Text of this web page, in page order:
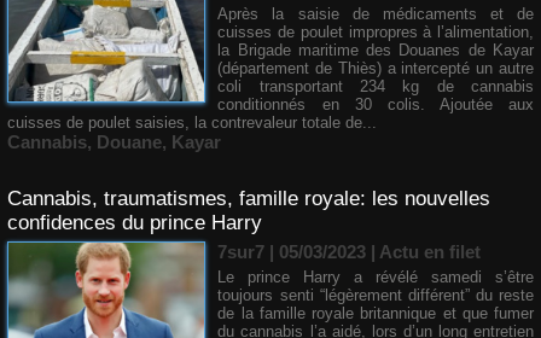
Après la saisie de médicaments et de
cuisses de poulet impropres à l’alimentation,
la Brigade maritime des Douanes de Kayar
(département de Thiès) a intercepté un autre
coli transportant 234 kg de cannabis
conditionnés en 30 colis. Ajoutée aux
cuisses de poulet saisies, la contrevaleur totale de...
Cannabis, Douane, Kayar
Cannabis, traumatismes, famille royale: les nouvelles
confidences du prince Harry
7sur7 | 05/03/2023 | Actu en filet
Le prince Harry a révélé samedi s’être
toujours senti “légèrement différent” du reste
de la famille royale britannique et que fumer
du cannabis l’a aidé, lors d’un long entretien